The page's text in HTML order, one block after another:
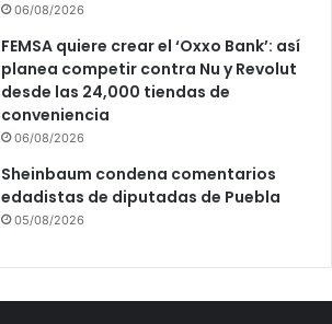
06/08/2026
FEMSA quiere crear el ‘Oxxo Bank’: así
planea competir contra Nu y Revolut
desde las 24,000 tiendas de
conveniencia
06/08/2026
Sheinbaum condena comentarios
edadistas de diputadas de Puebla
05/08/2026